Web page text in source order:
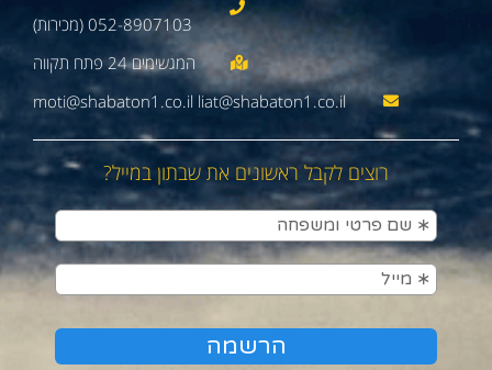
052-8907103 (מכירות)
moti@shabaton1.co.il liat@shabaton1.co.il
רוצים לקבל ראשונים את שבתון במייל?